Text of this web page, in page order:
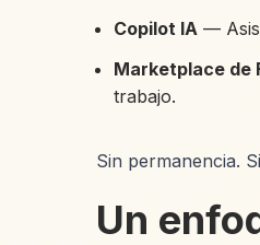
Copilot IA —
Marketplace de
trabajo.
Sin permanencia.
Un